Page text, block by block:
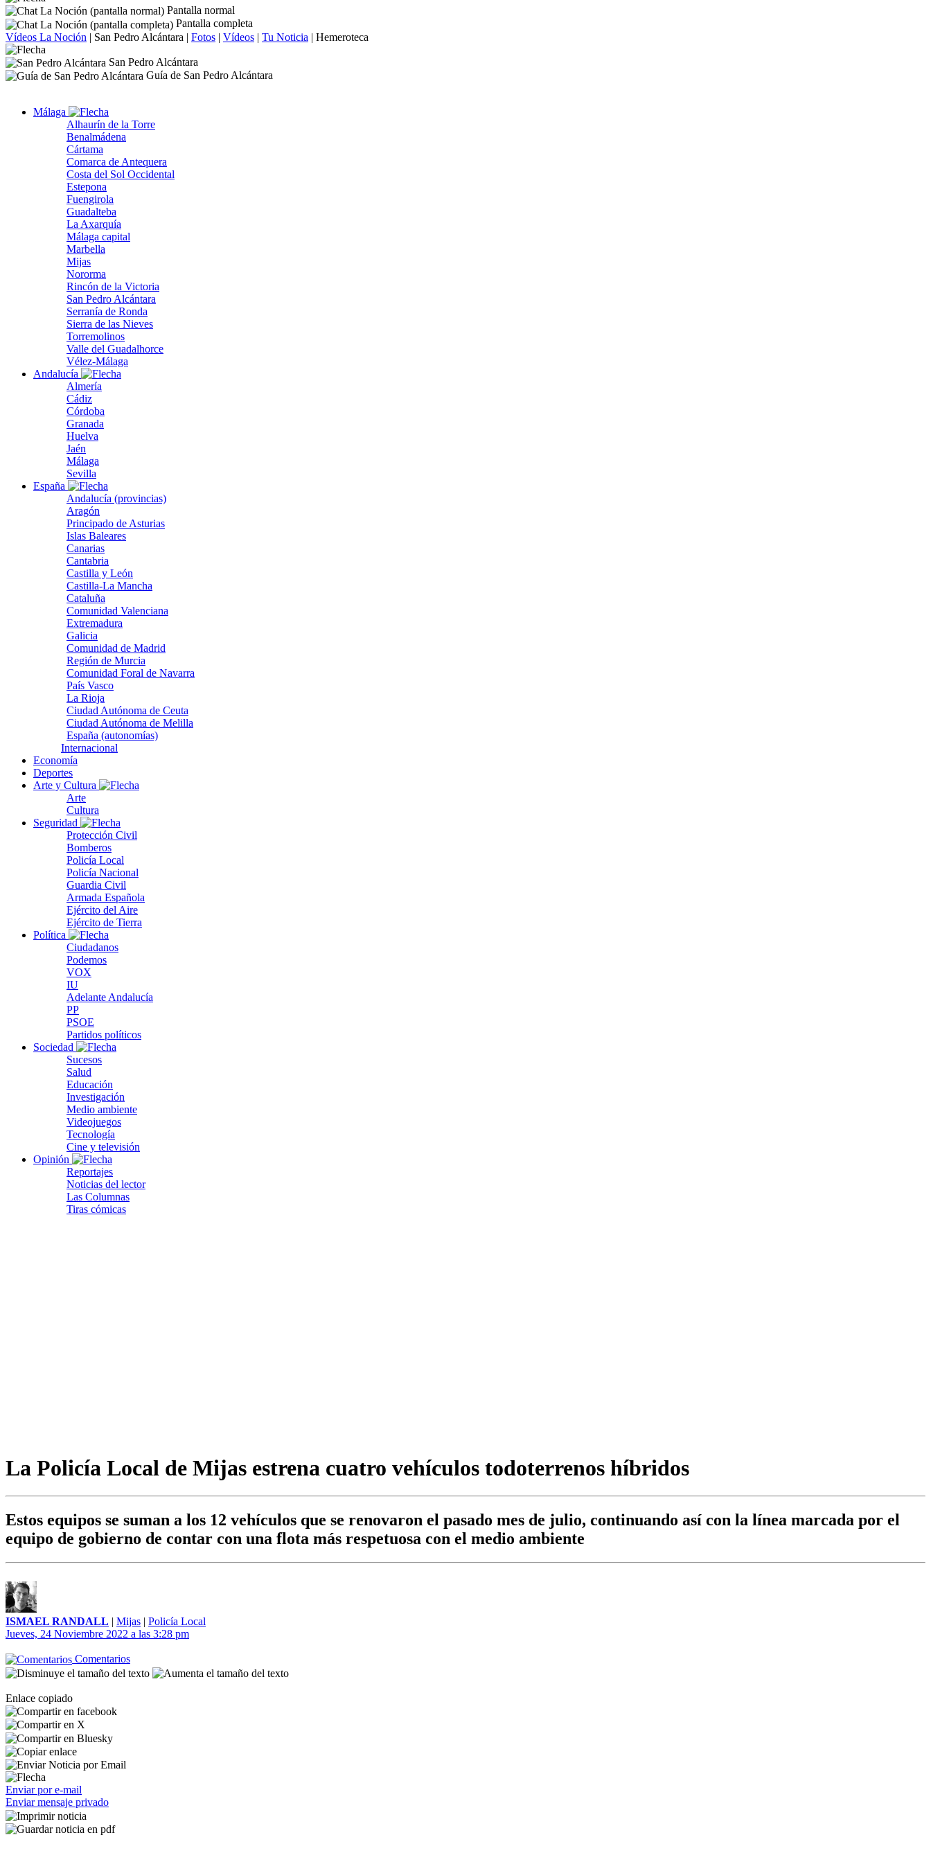
Pantalla normal
Pantalla completa
Vídeos La Noción | San Pedro Alcántara | Fotos | Vídeos | Tu Noticia | Hemeroteca
San Pedro Alcántara
Guía de San Pedro Alcántara
Málaga
Alhaurín de la Torre
Benalmádena
Cártama
Comarca de Antequera
Costa del Sol Occidental
Estepona
Fuengirola
Guadalteba
La Axarquía
Málaga capital
Marbella
Mijas
Nororma
Rincón de la Victoria
San Pedro Alcántara
Serranía de Ronda
Sierra de las Nieves
Torremolinos
Valle del Guadalhorce
Vélez-Málaga
Andalucía
Almería
Cádiz
Córdoba
Granada
Huelva
Jaén
Málaga
Sevilla
España
Andalucía (provincias)
Aragón
Principado de Asturias
Islas Baleares
Canarias
Cantabria
Castilla y León
Castilla-La Mancha
Cataluña
Comunidad Valenciana
Extremadura
Galicia
Comunidad de Madrid
Región de Murcia
Comunidad Foral de Navarra
País Vasco
La Rioja
Ciudad Autónoma de Ceuta
Ciudad Autónoma de Melilla
España (autonomías)
Internacional
Economía
Deportes
Arte y Cultura
Arte
Cultura
Seguridad
Protección Civil
Bomberos
Policía Local
Policía Nacional
Guardia Civil
Armada Española
Ejército del Aire
Ejército de Tierra
Política
Ciudadanos
Podemos
VOX
IU
Adelante Andalucía
PP
PSOE
Partidos políticos
Sociedad
Sucesos
Salud
Educación
Investigación
Medio ambiente
Videojuegos
Tecnología
Cine y televisión
Opinión
Reportajes
Noticias del lector
Las Columnas
Tiras cómicas
La Policía Local de Mijas estrena cuatro vehículos todoterrenos híbridos
Estos equipos se suman a los 12 vehículos que se renovaron el pasado mes de julio, continuando así con la línea marcada por el
equipo de gobierno de contar con una flota más respetuosa con el medio ambiente
ISMAEL RANDALL | Mijas | Policía Local
Jueves, 24 Noviembre 2022 a las 3:28 pm
Comentarios
Enlace copiado
Enviar por e-mail
Enviar mensaje privado